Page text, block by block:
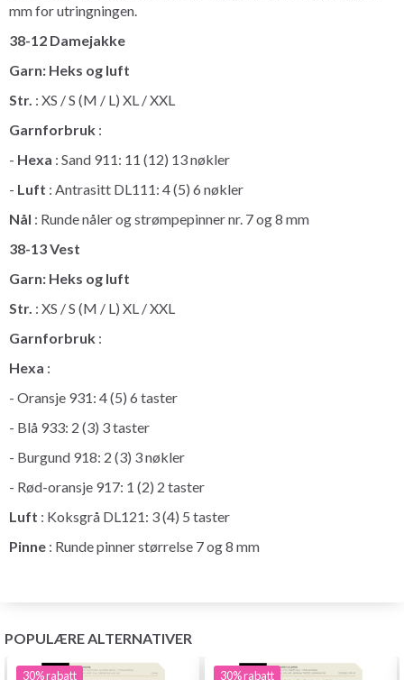
mm for utringningen.
38-12 Damejakke
Garn: Heks og luft
Str. : XS / S (M / L) XL / XXL
Garnforbruk :
- Hexa : Sand 911: 11 (12) 13 nøkler
- Luft : Antrasitt DL111: 4 (5) 6 nøkler
Nål : Runde nåler og strømpepinner nr. 7 og 8 mm
38-13 Vest
Garn: Heks og luft
Str. : XS / S (M / L) XL / XXL
Garnforbruk :
Hexa :
- Oransje 931: 4 (5) 6 taster
- Blå 933: 2 (3) 3 taster
- Burgund 918: 2 (3) 3 nøkler
- Rød-oransje 917: 1 (2) 2 taster
Luft : Koksgrå DL121: 3 (4) 5 taster
Pinne : Runde pinner størrelse 7 og 8 mm
POPULÆRE ALTERNATIVER
30%rabatt 30%rabatt